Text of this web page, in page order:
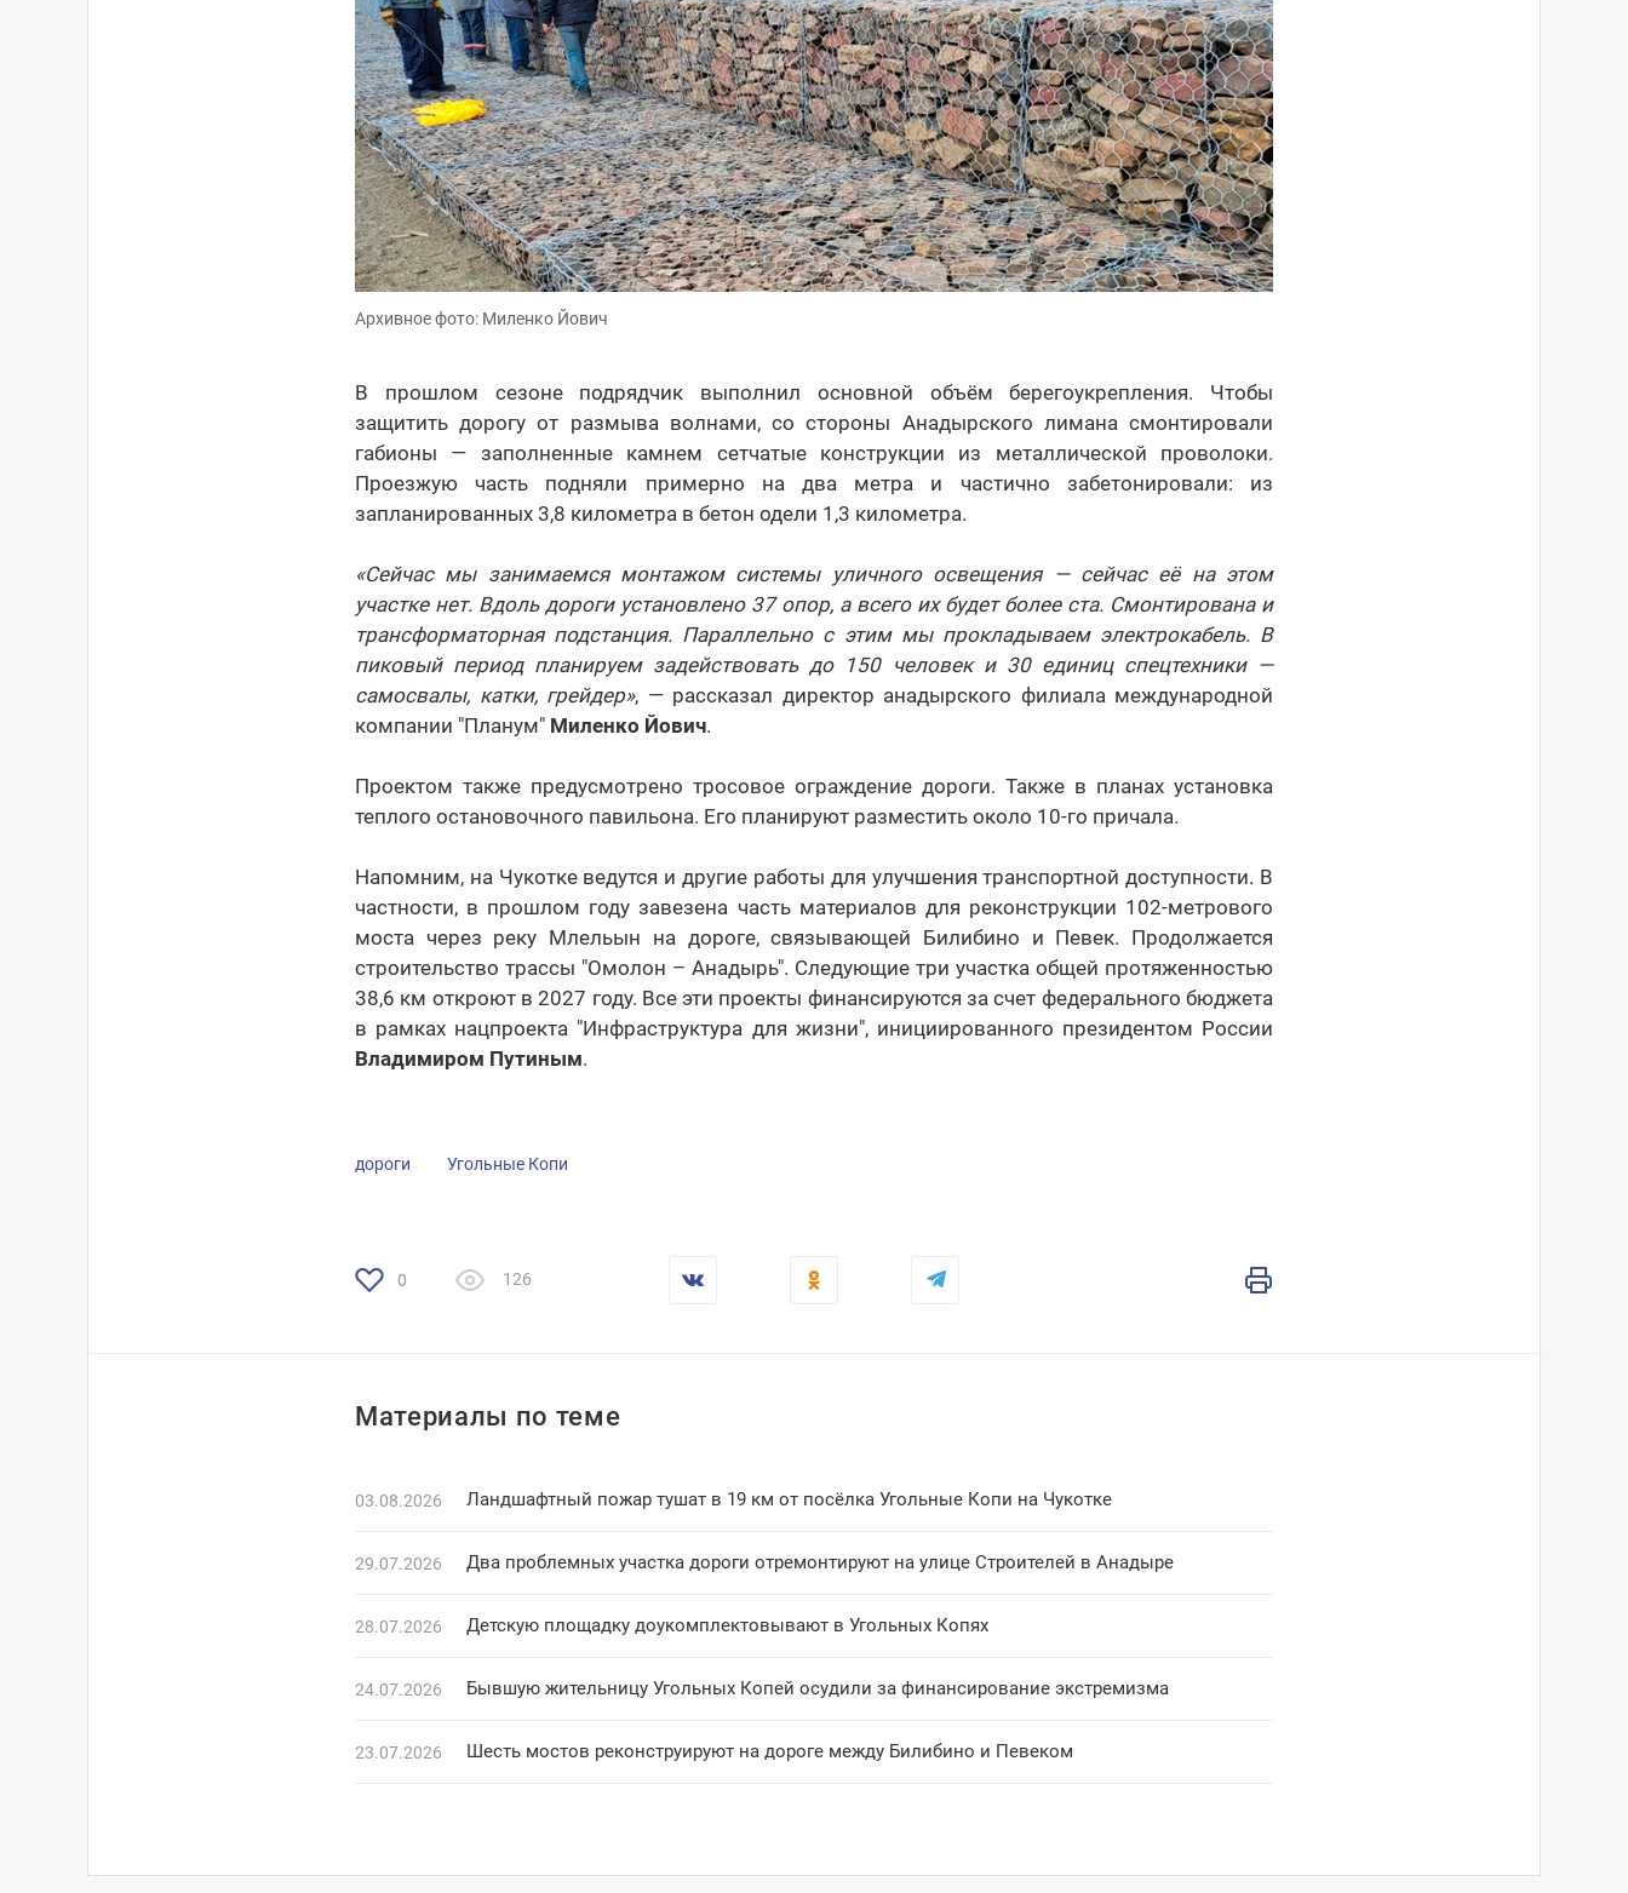
Архивное фото: Миленко Йович
В прошлом сезоне подрядчик выполнил основной объём берегоукрепления. Чтобы
защитить дорогу от размыва волнами, со стороны Анадырского лимана смонтировали
габионы — заполненные камнем сетчатые конструкции из металлической проволоки.
Проезжую часть подняли примерно на два метра и частично забетонировали: из
запланированных 3,8 километра в бетон одели 1,3 километра.
«Сейчас мы занимаемся монтажом системы уличного освещения — сейчас её на этом
участке нет. Вдоль дороги установлено 37 опор, а всего их будет более ста. Смонтирована и
трансформаторная подстанция. Параллельно с этим мы прокладываем электрокабель. В
пиковый период планируем задействовать до 150 человек и 30 единиц спецтехники —
самосвалы, катки, грейдер», — рассказал директор анадырского филиала международной
компании "Планум" Миленко Йович.
Проектом также предусмотрено тросовое ограждение дороги. Также в планах установка
теплого остановочного павильона. Его планируют разместить около 10-го причала.
Напомним, на Чукотке ведутся и другие работы для улучшения транспортной доступности. В
частности, в прошлом году завезена часть материалов для реконструкции 102-метрового
моста через реку Млельын на дороге, связывающей Билибино и Певек. Продолжается
строительство трассы "Омолон – Анадырь". Следующие три участка общей протяженностью
38,6 км откроют в 2027 году. Все эти проекты финансируются за счет федерального бюджета
в рамках нацпроекта "Инфраструктура для жизни", инициированного президентом России
Владимиром Путиным.
дороги Угольные Копи
0 126
Материалы по теме
03.08.2026 Ландшафтный пожар тушат в 19 км от посёлка Угольные Копи на Чукотке
29.07.2026 Два проблемных участка дороги отремонтируют на улице Строителей в Анадыре
28.07.2026 Детскую площадку доукомплектовывают в Угольных Копях
24.07.2026 Бывшую жительницу Угольных Копей осудили за финансирование экстремизма
23.07.2026 Шесть мостов реконструируют на дороге между Билибино и Певеком